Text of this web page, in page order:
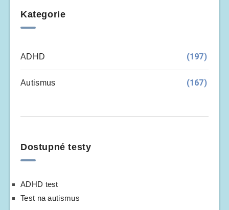
Kategorie
ADHD (197)
Autismus (167)
Dostupné testy
ADHD test
Test na autismus